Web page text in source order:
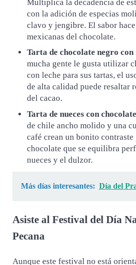
Multiplica la decadencia de
con la adición de especias
clavo y jengibre. El sabor
mexicanas del chocolate.
Tarta de chocolate negro con
mucha gente le gusta utilizar
con leche para sus tartas, el
de alta calidad puede resaltar
del cacao.
Tarta de nueces con
de chile ancho molido y una
café crean un bonito contraste
chocolate que se equilibra
nueces y el dulzor.
Más días interesantes: Día del
Asiste al Festival del Día
Pecana
Aunque este festival no está